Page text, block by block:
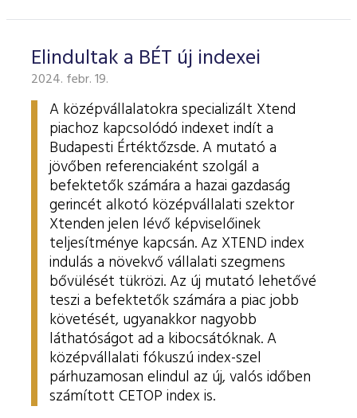
Elindultak a BÉT új indexei
2024. febr. 19.
A középvállalatokra specializált Xtend
piachoz kapcsolódó indexet indít a
Budapesti Értéktőzsde. A mutató a
jövőben referenciaként szolgál a
befektetők számára a hazai gazdaság
gerincét alkotó középvállalati szektor
Xtenden jelen lévő képviselőinek
teljesítménye kapcsán. Az XTEND index
indulás a növekvő vállalati szegmens
bővülését tükrözi. Az új mutató lehetővé
teszi a befektetők számára a piac jobb
követését, ugyanakkor nagyobb
láthatóságot ad a kibocsátóknak. A
középvállalati fókuszú index-szel
párhuzamosan elindul az új, valós időben
számított CETOP index is.